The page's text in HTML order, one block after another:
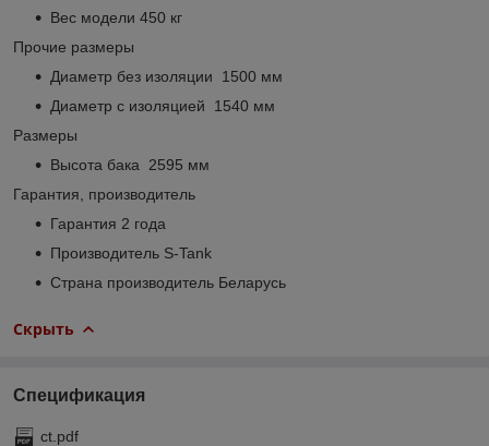
Вес модели 450 кг
Прочие размеры
Диаметр без изоляции 1500 мм
Диаметр с изоляцией 1540 мм
Размеры
Высота бака 2595 мм
Гарантия, производитель
Гарантия 2 года
Производитель S-Tank
Страна производитель Беларусь
Скрыть
Спецификация
ct.pdf